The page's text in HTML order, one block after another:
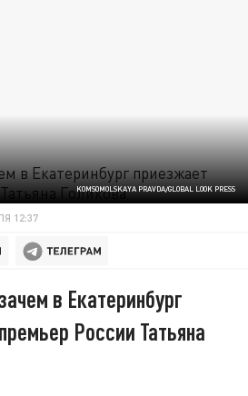
KOMSOMOLSKAYA PRAVDA/GLOBAL LOOK PRESS
12:37
в Екатеринбург
России Татьяна